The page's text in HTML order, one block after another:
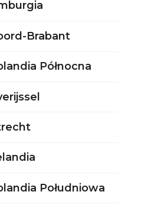
Brabant
Północna
Południowa